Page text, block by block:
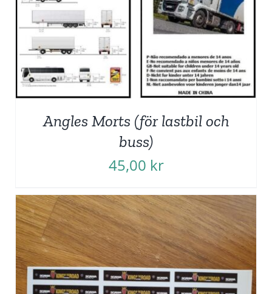
Angles Morts (för lastbil och
buss)
45,00 kr